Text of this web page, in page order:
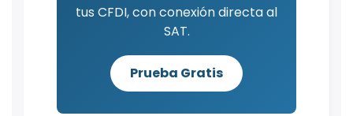
tus CFDI, con conexión directa al
SAT.
Prueba Gratis